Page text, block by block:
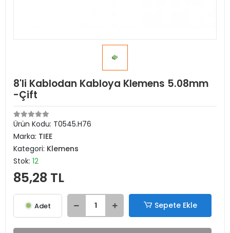
8'li Kablodan Kabloya Klemens 5.08mm
-Çift
Ürün Kodu: T0545.H76
Marka: TIEE
Kategori: Klemens
Stok: 12
85,28 TL
Adet Sepete Ekle